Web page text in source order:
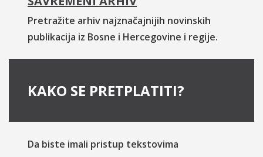
Pretražite arhiv najznačajnijih novinskih
publikacija iz Bosne i Hercegovine i regije.
KAKO SE PRETPLATITI?
Da biste imali pristup tekstovima